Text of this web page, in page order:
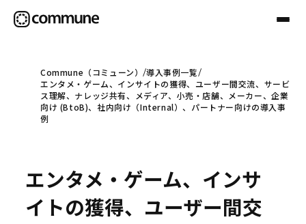
Communeについて
事例
Commune（コミューン）
導入事例一覧
エンタメ・ゲーム、インサイトの獲得、ユーザー間交流、サービ
ス理解、ナレッジ共有、メディア、小売・店舗、メーカー、企業
向け (BtoB)、社内向け（Internal）、パートナー向けの導入事
例
エンタメ・ゲーム、インサ
イトの獲得、ユーザー間交